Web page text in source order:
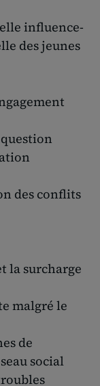
influence-
des jeunes
des conflits
la surcharge
malgré le
de
social